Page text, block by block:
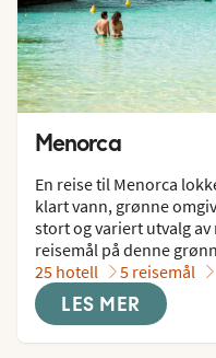
Menorca
En reise til Menorca
klart vann, grønne
stort og variert utvalg
reisemål på denne
25 hotell
5 reisemål
LES MER